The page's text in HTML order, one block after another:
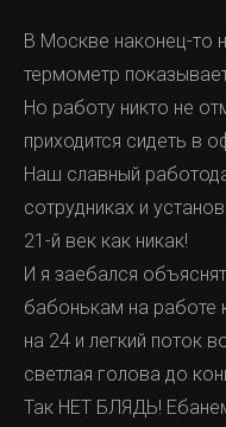
В Москве наконец-то
термометр
Но работу никто не
приходится сидеть в
Наш славный
сотрудниках и
21-й век как никак!
И я заебался
бабонькам на работе
на 24 и легкий поток
светлая голова до
Так НЕТ БЛЯДЬ!